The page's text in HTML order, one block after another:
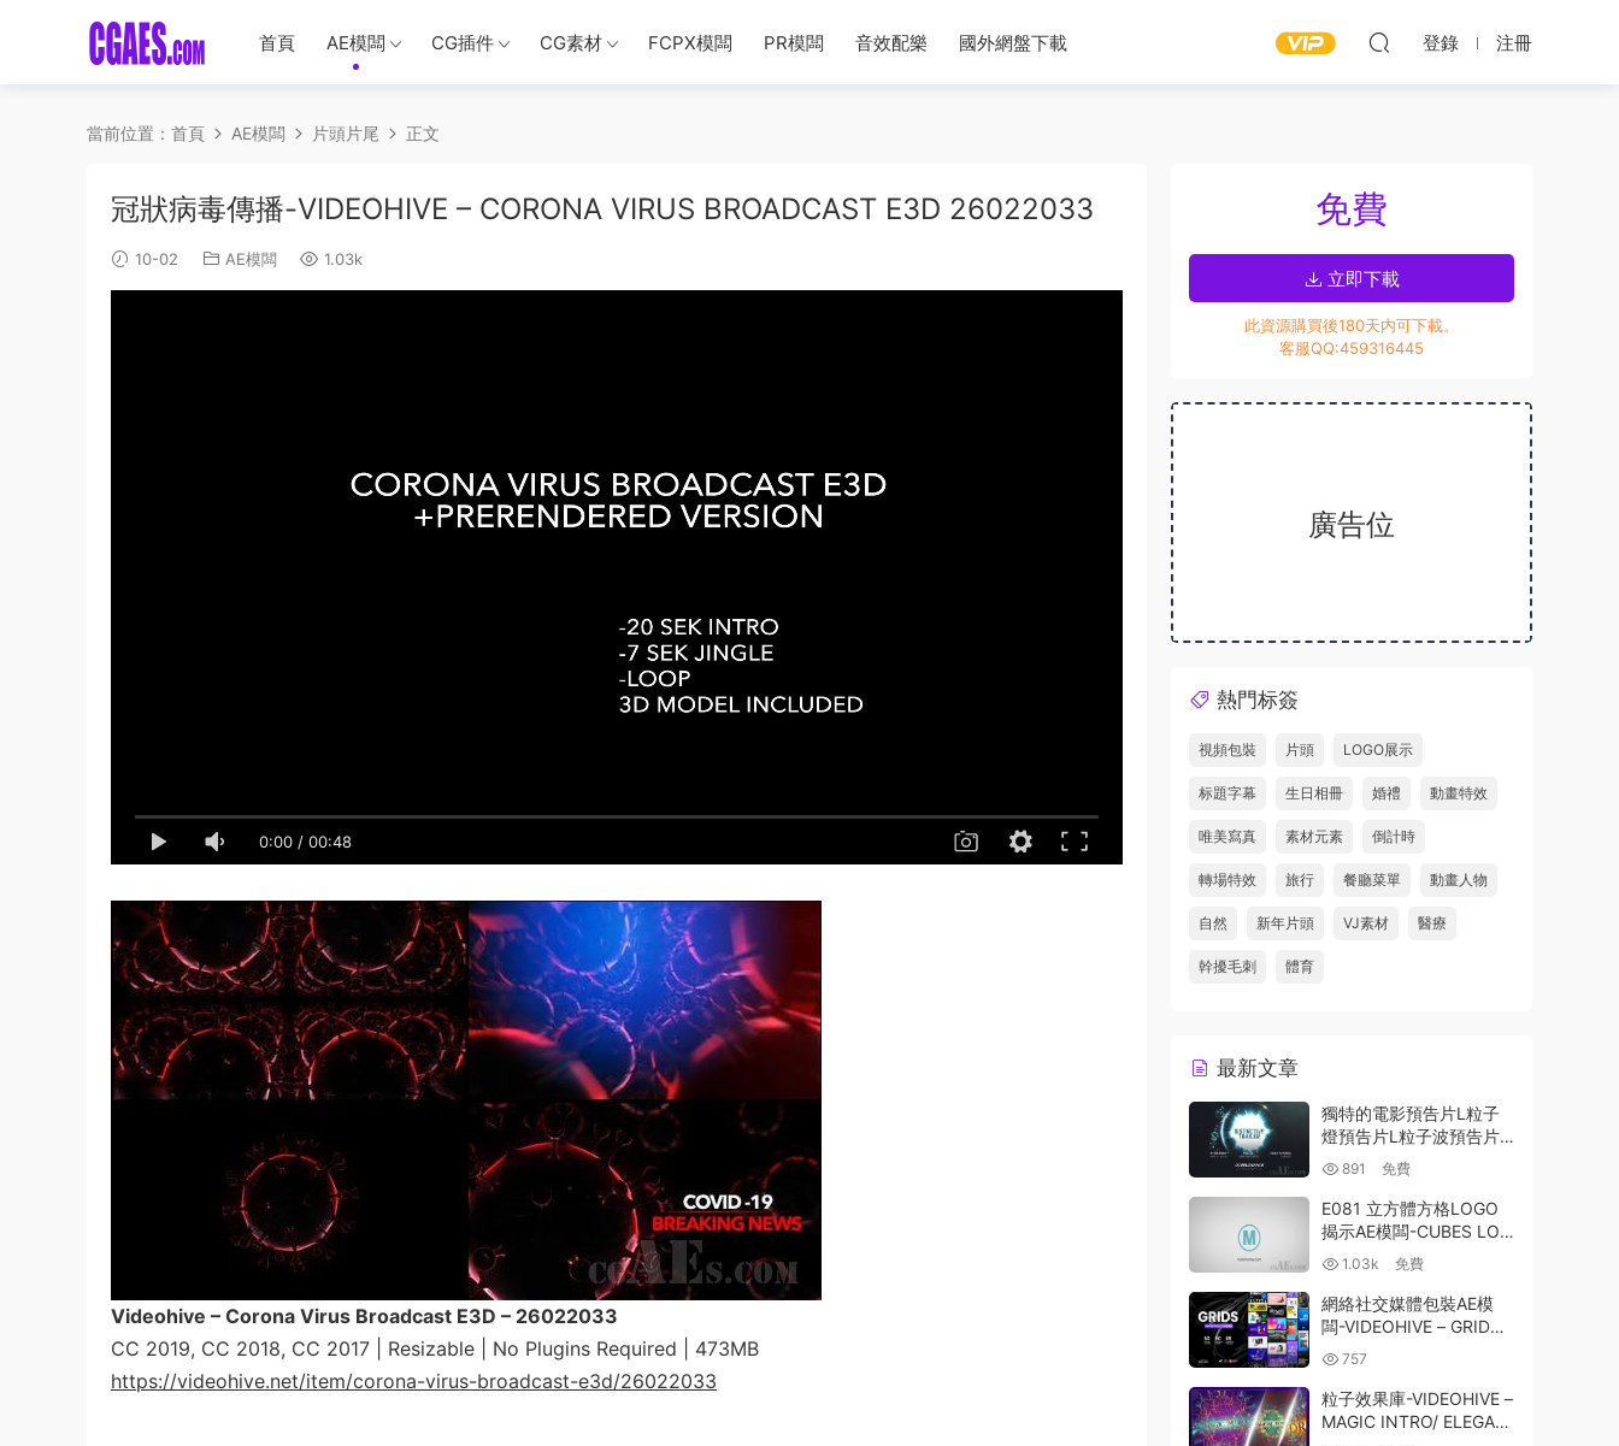
首頁 AE模闆 CG插件 CG素材 FCPX模闆 PR模闆 音效配樂 國外網盤下載 登錄 注冊
當前位置： 首頁 AE模闆 片頭片尾 正文
冠狀病毒傳播-VIDEOHIVE – CORONA VIRUS BROADCAST E3D 26022033
10-02 AE模闆 1.03k
0:00 / 00:48
Videohive – Corona Virus Broadcast E3D – 26022033
CC 2019, CC 2018, CC 2017 | Resizable | No Plugins Required | 473MB
https://videohive.net/item/corona-virus-broadcast-e3d/26022033
免費
立即下載
此資源購買後180天内可下載。
客服QQ:459316445
廣告位
熱門标簽
視頻包裝 片頭 LOGO展示
标題字幕 生日相冊 婚禮 動畫特效
唯美寫真 素材元素 倒計時
轉場特效 旅行 餐廳菜單 動畫人物
自然 新年片頭 VJ素材 醫療
幹擾毛刺 體育
最新文章
獨特的電影預告片L粒子
燈預告片L粒子波預告片-
VIDEOHIVE – DISTINCTI
VE CINEMATIC TRAILER
L PARTICLES LIGHTS T
RAILER L PARTICLES W
86
891 免費
E081 立方體方格LOGO
揭示AE模闆-CUBES LOG
O 1.03k 免費
網絡社交媒體包裝AE模
闆-VIDEOHIVE – GRIDS
– SOCIAL MEDIA SCENE
S – 24796583
757
粒子效果庫-VIDEOHIVE –
MAGIC INTRO/ ELEGAN